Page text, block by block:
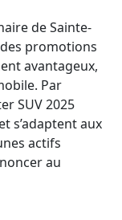
de Sainte-
promotions
avantageux,
Par
SUV 2025
s’adaptent aux
actifs
au